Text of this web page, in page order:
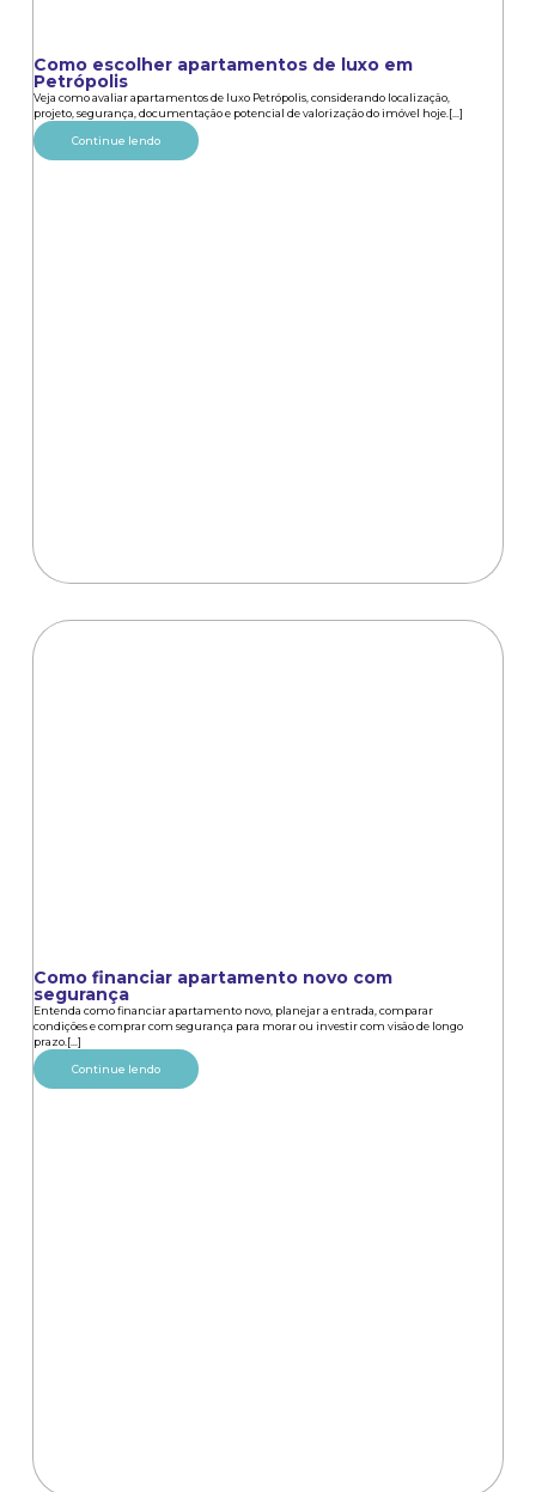
Como escolher apartamentos de luxo em
Petrópolis
Veja como avaliar apartamentos de luxo Petrópolis, considerando localização,
projeto, segurança, documentação e potencial de valorização do imóvel hoje.[...]
Continue lendo
Como financiar apartamento novo com
segurança
Entenda como financiar apartamento novo, planejar a entrada, comparar
condições e comprar com segurança para morar ou investir com visão de longo
prazo.[...]
Continue lendo